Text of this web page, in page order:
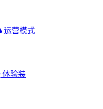
运营模式
体验装